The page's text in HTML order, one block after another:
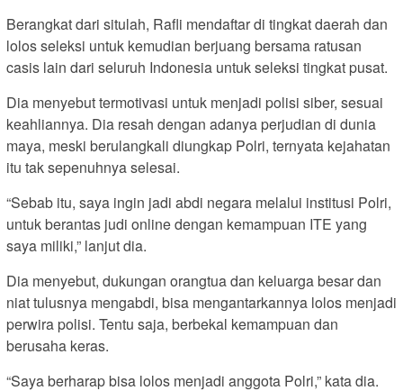
Berangkat dari situlah, Rafli mendaftar di tingkat daerah dan
lolos seleksi untuk kemudian berjuang bersama ratusan
casis lain dari seluruh Indonesia untuk seleksi tingkat pusat.
Dia menyebut termotivasi untuk menjadi polisi siber, sesuai
keahliannya. Dia resah dengan adanya perjudian di dunia
maya, meski berulangkali diungkap Polri, ternyata kejahatan
itu tak sepenuhnya selesai.
“Sebab itu, saya ingin jadi abdi negara melalui institusi Polri,
untuk berantas judi online dengan kemampuan ITE yang
saya miliki,” lanjut dia.
Dia menyebut, dukungan orangtua dan keluarga besar dan
niat tulusnya mengabdi, bisa mengantarkannya lolos menjadi
perwira polisi. Tentu saja, berbekal kemampuan dan
berusaha keras.
“Saya berharap bisa lolos menjadi anggota Polri,” kata dia.